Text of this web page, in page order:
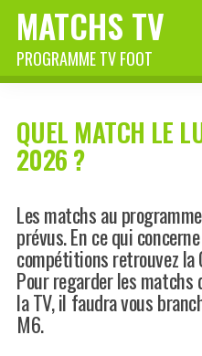
MATCHS TV
PROGRAMME TV FOOT
QUEL MATCH LE
2026 ?
Les matchs au
prévus. En ce qui
compétitions retrouvez la
Pour regarder les
la TV, il faudra vous
M6.